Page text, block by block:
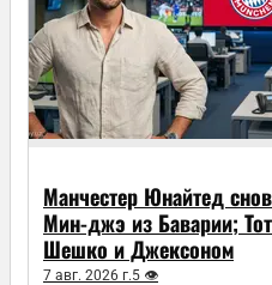
Манчестер Юнайтед
Мин-джэ из Баварии;
Шешко и Джексоном
7 авг. 2026 г.5 👁